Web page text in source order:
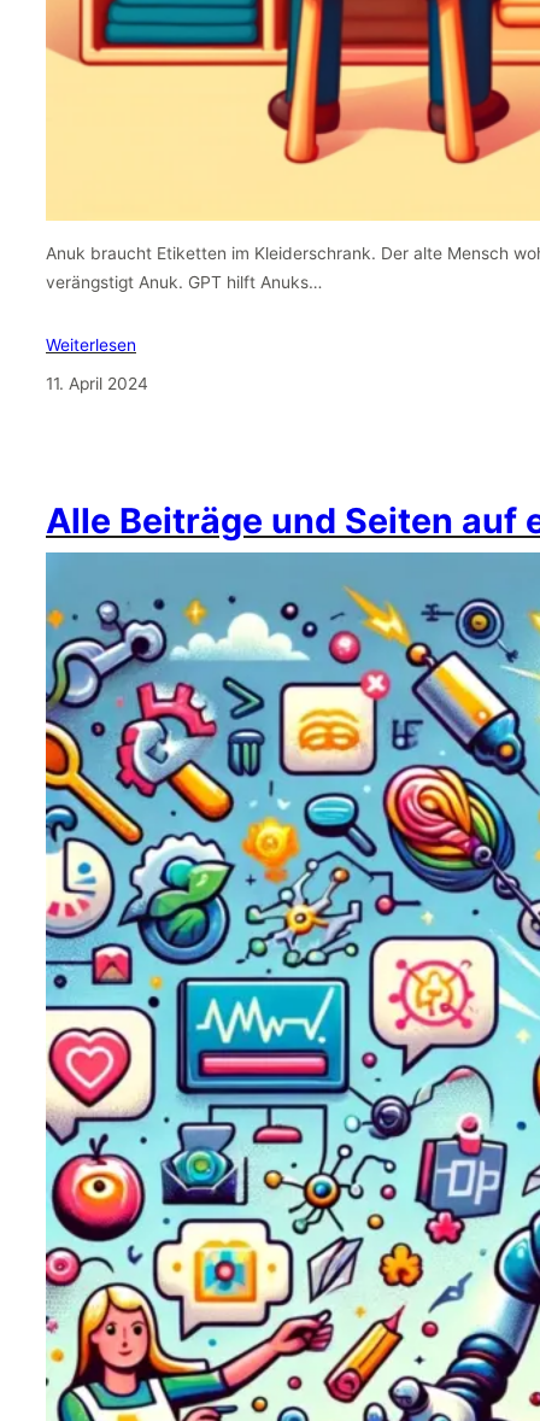
Anuk braucht Etiketten im Kleiderschrank. Der alte Mensch
verängstigt Anuk. GPT hilft Anuks…
Weiterlesen
11. April 2024
Alle Beiträge und Seiten auf